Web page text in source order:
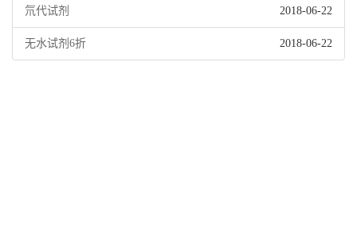
氘代试剂 2018-06-22
无水试剂6折 2018-06-22